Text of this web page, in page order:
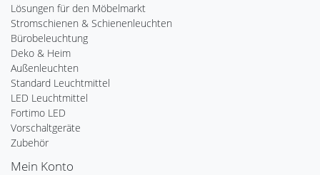
Lösungen für den Möbelmarkt
Stromschienen & Schienenleuchten
Bürobeleuchtung
Deko & Heim
Außenleuchten
Standard Leuchtmittel
LED Leuchtmittel
Fortimo LED
Vorschaltgeräte
Zubehör
Mein Konto